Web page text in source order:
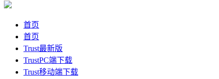
首页
首页
Trust最新版
TrustPC端下载
Trust移动端下载